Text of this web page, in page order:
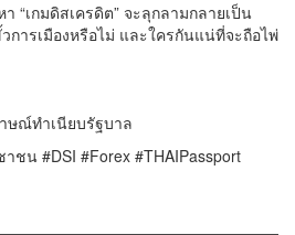
“เกมดิสเครดิต” จะลุกลามกลายเป็น
การเมืองหรือไม่ และใครกันแน่ที่จะถือไพ่
ษณ์ทำเนียบรัฐบาล
ชน #DSI #Forex #THAIPassport